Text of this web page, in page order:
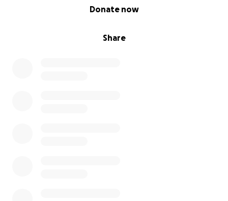
Share
Donate now